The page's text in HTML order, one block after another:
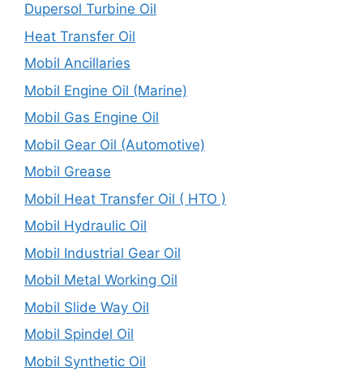
Dupersol Turbine Oil
Heat Transfer Oil
Mobil Ancillaries
Mobil Engine Oil (Marine)
Mobil Gas Engine Oil
Mobil Gear Oil (Automotive)
Mobil Grease
Mobil Heat Transfer Oil ( HTO )
Mobil Hydraulic Oil
Mobil Industrial Gear Oil
Mobil Metal Working Oil
Mobil Slide Way Oil
Mobil Spindel Oil
Mobil Synthetic Oil